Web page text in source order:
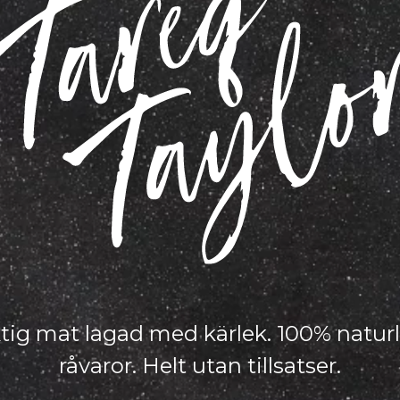
mat lagad med kärlek. 100%
råvaror. Helt utan tillsatser.